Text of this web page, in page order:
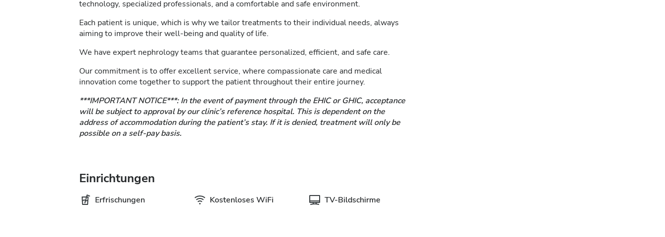
technology, specialized professionals, and a comfortable and safe environment.
Each patient is unique, which is why we tailor treatments to their individual needs, always
aiming to improve their well-being and quality of life.
We have expert nephrology teams that guarantee personalized, efficient, and safe care.
Our commitment is to offer excellent service, where compassionate care and medical
innovation come together to support the patient throughout their entire journey.
***IMPORTANT NOTICE***: In the event of payment through the EHIC or GHIC, acceptance
will be subject to approval by our clinic’s reference hospital. This is dependent on the
address of accommodation during the patient’s stay. If it is denied, treatment will only be
possible on a self-pay basis.
Einrichtungen
Erfrischungen Kostenloses WiFi TV-Bildschirme